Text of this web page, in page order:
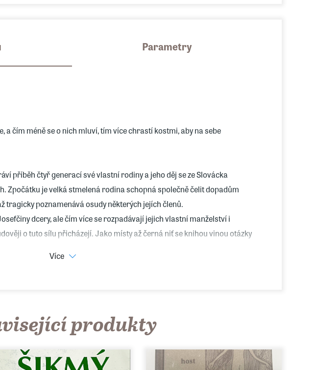
Parametry
a čím méně se o nich mluví, tím více chrastí kostmi, aby na sebe
příběh čtyř generací své vlastní rodiny a jeho děj se ze Slovácka
Zpočátku je velká stmelená rodina schopná společně čelit dopadům
tragicky poznamenává osudy některých jejích členů.
dcery, ale čím více se rozpadávají jejich vlastní manželství i
o tuto sílu přicházejí. Jako místy až černá niť se knihou vinou otázky
dokáže poznamenat životy těch, kteří se teprve narodí a lidé sami
zatíženou mlčením a tajnostmi lze unést i zvládnout a hlavně ji
Více
produkty